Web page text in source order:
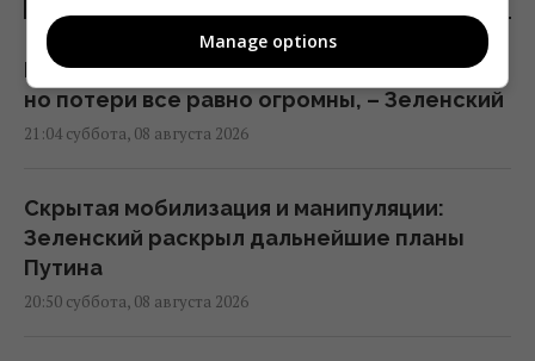
Путин стянул в Москву ПВО со всей России,
но потери все равно огромны, – Зеленский
21:04 суббота, 08 августа 2026
Скрытая мобилизация и манипуляции:
Зеленский раскрыл дальнейшие планы
Путина
20:50 суббота, 08 августа 2026
Manage options